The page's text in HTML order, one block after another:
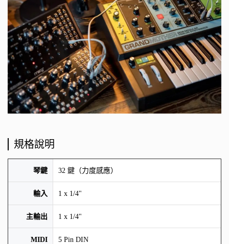
規格說明
琴鍵 32 鍵（力度感應）
輸入 1 x 1/4"
主輸出 1 x 1/4"
MIDI 5 Pin DIN